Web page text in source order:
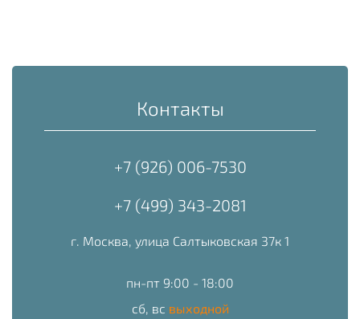
Контакты
+7 (926) 006-7530
+7 (499) 343-2081
г. Москва, улица Салтыковская 37к 1
пн-пт 9:00 - 18:00
сб, вс выходной